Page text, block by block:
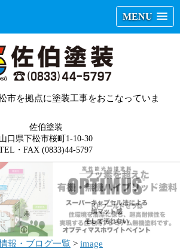
MENU
市を拠点に塗装工事をおこなっていま
佐伯塗装
山口県下松市桜町1-10-30
・FAX (0833)44-5797
報・ブログ一覧> image